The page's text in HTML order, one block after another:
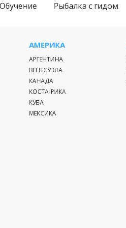
Обучение Рыбалка с гидом
АМЕРИКА
АРГЕНТИНА
ВЕНЕСУЭЛА
КАНАДА
КОСТА-РИКА
КУБА
МЕКСИКА